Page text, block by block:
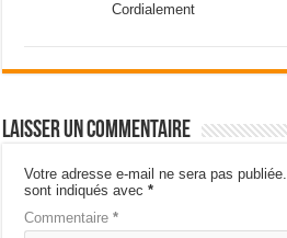
Cordialement
Laisser un commentaire
Votre adresse e-mail ne sera pas publiée.
sont indiqués avec*
Commentaire*